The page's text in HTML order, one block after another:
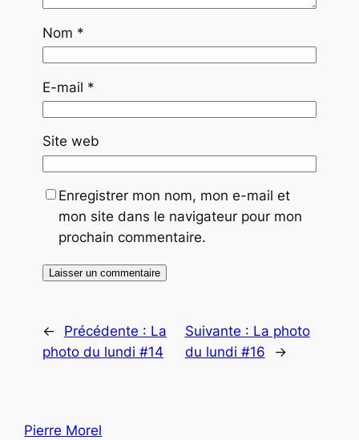
Nom *
E-mail *
Site web
Enregistrer mon nom, mon e-mail et
mon site dans le navigateur pour mon
prochain commentaire.
← Précédente : La
photo du lundi #14
Suivante : La photo
du lundi #16
→
Pierre Morel